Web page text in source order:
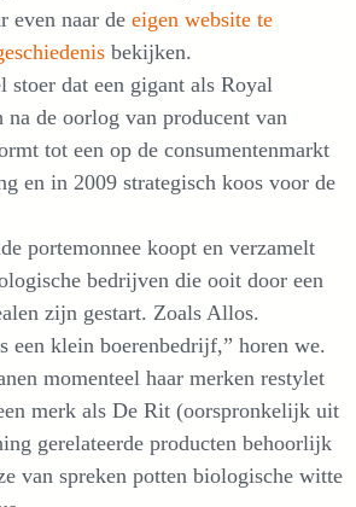
even naar de eigen website te
bekijken.
dat een gigant als Royal
na de oorlog van producent van
tot een op de consumentenmarkt
en in 2009 strategisch koos voor de
portemonnee koopt en verzamelt
bedrijven die ooit door een
zijn gestart. Zoals Allos.
een klein boerenbedrijf,” horen we.
momenteel haar merken restylet
merk als De Rit (oorspronkelijk uit
gerelateerde producten behoorlijk
van spreken potten biologische witte